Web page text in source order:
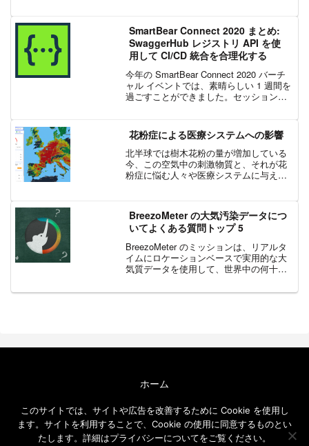
体的な使い方をコード付きで解説し、安
全で高速な開発を実現します。
SmartBear Connect 2020 まとめ:
SwaggerHub レジストリ API を使
用して CI/CD 統合を合理化する
今年の SmartBear Connect 2020 バーチ
ャル イベントでは、素晴らしい 1 週間を
過ごすことができました。セッションの
フィスからいくつかの Sla...
花粉症による医療システムへの影響
北半球では樹木花粉の量が増加している
今、この空気中の刺激物質と、それが花
粉症に悩む人々や医療システムに与える
から始まる？通常、樹木花粉シーズン
は、ある樹木が自然の生殖サ...
BreezoMeter の大気汚染データにつ
いてよくある質問トップ 5
BreezoMeter のミッションは、リアルタ
イムにロケーションベースで実用的な大
気質データを使用して、世界中の何十億
す。 BreezoMeter は大気汚染に関する膨
ホーム
免責事項
メールニュース
このサイトでは、サイトや広告を改善するために Cookie を使用し
ます。サイトを利用することで、Cookie の使用に同意するものとい
たします。詳細はプライバシーについてをご覧ください。